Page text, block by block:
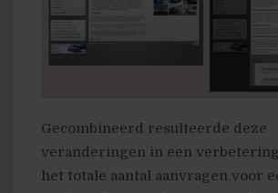
Gecombineerd resulteerde deze
veranderingen in een verbetering
het totale aantal aanvragen voor